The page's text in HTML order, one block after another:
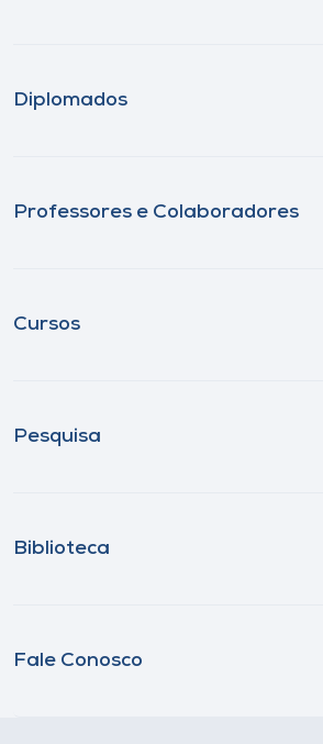
Diplomados
Professores e Colaboradores
Cursos
Pesquisa
Biblioteca
Fale Conosco